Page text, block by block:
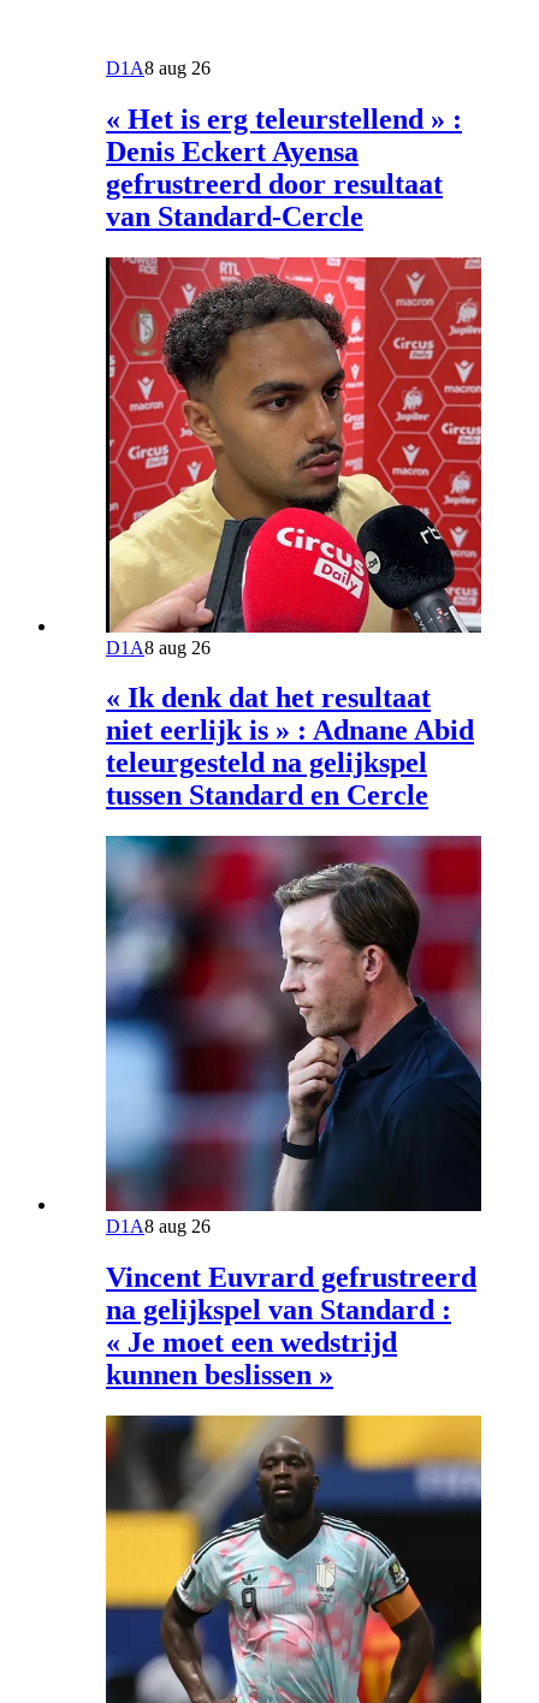
D1A8 aug 26
« Het is erg teleurstellend » :
Denis Eckert Ayensa
gefrustreerd door resultaat
van Standard-Cercle
D1A8 aug 26
« Ik denk dat het resultaat
niet eerlijk is » : Adnane Abid
teleurgesteld na gelijkspel
tussen Standard en Cercle
D1A8 aug 26
Vincent Euvrard gefrustreerd
na gelijkspel van Standard :
« Je moet een wedstrijd
kunnen beslissen »